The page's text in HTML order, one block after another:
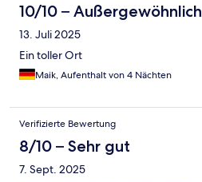
10/10 – Außergewöhnlich
13. Juli 2025
Ein toller Ort
Maik, Aufenthalt von 4 Nächten
Verifizierte Bewertung
8/10 – Sehr gut
7. Sept. 2025